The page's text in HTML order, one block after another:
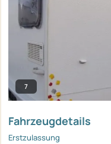
7
Fahrzeugdetails
Erstzulassung